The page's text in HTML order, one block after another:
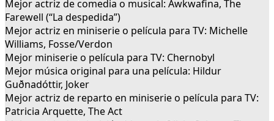
Mejor actriz de comedia o musical: Awkwafina, The
Farewell (“La despedida”)
Mejor actriz en miniserie o película para TV: Michelle
Williams, Fosse/Verdon
Mejor miniserie o película para TV: Chernobyl
Mejor música original para una película: Hildur
Guðnadóttir, Joker
Mejor actriz de reparto en miniserie o película para TV:
Patricia Arquette, The Act